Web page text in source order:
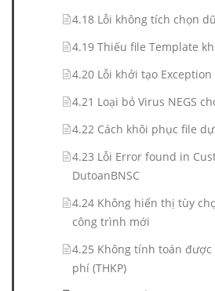
4.18 Lỗi không tích chọn
4.19 Thiếu file Template
4.20 Lỗi khởi tạo Exception
4.21 Loại bỏ Virus NEGS
4.22 Cách khôi phục file
4.23 Lỗi Error found in
DutoanBNSC
4.24 Không hiển thị tùy
công trình mới
4.25 Không tính toán
phí (THKP)